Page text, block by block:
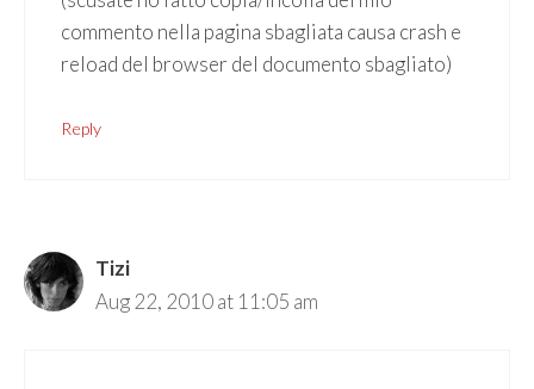
commento nella pagina sbagliata causa crash e
reload del browser del documento sbagliato)
Reply
Tizi
Aug 22, 2010 at 11:05 am